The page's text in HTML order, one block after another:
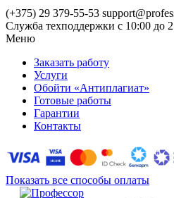
(+375) 29 379-55-53
Служба техподдержки с 10:00 до
Меню
Заказать работу
Услуги
Обойти «Антиплагиат»
Готовые работы
Гарантии
Контакты
Показать все способы оплаты